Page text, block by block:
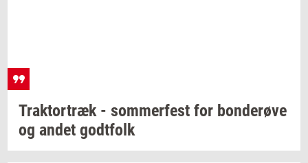
Trak­tor­træk- som­mer­fest for bon­de­rø­ve
og andet godt­folk